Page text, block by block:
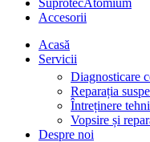
SuprotecAtomium
Accesorii
Acasă
Servicii
Diagnosticare
Reparația
Întreținere
Vopsire și
Despre noi